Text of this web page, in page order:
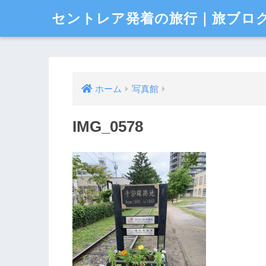
セントレア発着の旅行｜旅ブロ
ホーム 写真館
IMG_0578